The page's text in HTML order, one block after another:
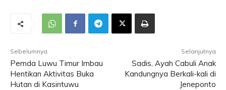
Sebelumnya
Pemda Luwu Timur Imbau
Hentikan Aktivitas Buka
Hutan di Kasintuwu
Selanjutnya
Sadis, Ayah Cabuli Anak
Kandungnya Berkali-kali di
Jeneponto